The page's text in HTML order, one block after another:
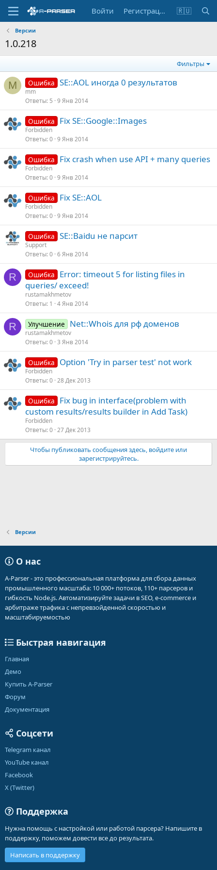
Войти Регистрация 🇷🇺
Версии
1.0.218
Фильтры
M Ошибка SE::AOL иногда 0 результатов
mm
Ответы 5 9 Янв 2014
Ошибка Fix SE::Google::Images
Forbidden
Ответы 0 9 Янв 2014
Ошибка Fix crash when use API + many queries
Forbidden
Ответы 0 9 Янв 2014
Ошибка Fix SE::AOL
Forbidden
Ответы 0 9 Янв 2014
Ошибка SE::Baidu не парсит
Support
Ответы 0 6 Янв 2014
R Ошибка
Error: timeout 5 for listing files in
queries/ exceed!
rustamakhmetov
Ответы 1 4 Янв 2014
R Улучшение Net::Whois для рф доменов
rustamakhmetov
Ответы 0 3 Янв 2014
Ошибка Option 'Try in parser test' not work
Forbidden
Ответы 0 28 Дек 2013
Ошибка
Fix bug in interface(problem with
custom results/results builder in Add Task)
Forbidden
Ответы 0 27 Дек 2013
Чтобы публиковать сообщения здесь, войдите или
зарегистрируйтесь.
Версии
О нас
A-Parser - это профессиональная платформа для сбора данных
промышленного масштаба: 10 000+ потоков, 110+ парсеров и
гибкость Node.js. Автоматизируйте задачи в SEO, e-commerce и
арбитраже трафика с непревзойденной скоростью и
масштабируемостью
Быстрая навигация
Главная
Демо
Купить A-Parser
Форум
Документация
Соцсети
Telegram канал
YouTube канал
Facebook
X (Twitter)
Поддержка
Нужна помощь с настройкой или работой парсера? Напишите в
поддержку, поможем довести все до результата.
Написать в поддержку